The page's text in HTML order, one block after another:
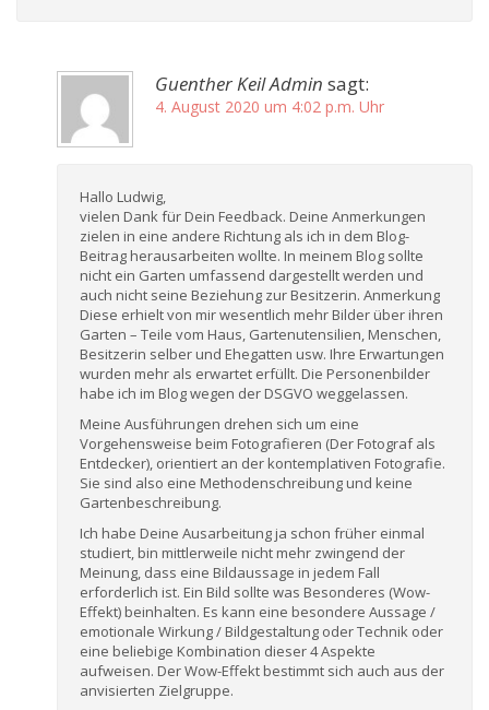
Guenther Keil Admin sagt:
4. August 2020 um 4:02 p.m. Uhr
Hallo Ludwig,
vielen Dank für Dein Feedback. Deine Anmerkungen
zielen in eine andere Richtung als ich in dem Blog-
Beitrag herausarbeiten wollte. In meinem Blog sollte
nicht ein Garten umfassend dargestellt werden und
auch nicht seine Beziehung zur Besitzerin. Anmerkung
Diese erhielt von mir wesentlich mehr Bilder über ihren
Garten – Teile vom Haus, Gartenutensilien, Menschen,
Besitzerin selber und Ehegatten usw. Ihre Erwartungen
wurden mehr als erwartet erfüllt. Die Personenbilder
habe ich im Blog wegen der DSGVO weggelassen.
Meine Ausführungen drehen sich um eine
Vorgehensweise beim Fotografieren (Der Fotograf als
Entdecker), orientiert an der kontemplativen Fotografie.
Sie sind also eine Methodenschreibung und keine
Gartenbeschreibung.
Ich habe Deine Ausarbeitung ja schon früher einmal
studiert, bin mittlerweile nicht mehr zwingend der
Meinung, dass eine Bildaussage in jedem Fall
erforderlich ist. Ein Bild sollte was Besonderes (Wow-
Effekt) beinhalten. Es kann eine besondere Aussage /
emotionale Wirkung / Bildgestaltung oder Technik oder
eine beliebige Kombination dieser 4 Aspekte
aufweisen. Der Wow-Effekt bestimmt sich auch aus der
anvisierten Zielgruppe.